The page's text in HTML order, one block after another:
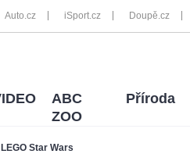
Auto.cz iSport.cz Doupě.cz
LEGO Star Wars
ABC
ZOO
Příroda